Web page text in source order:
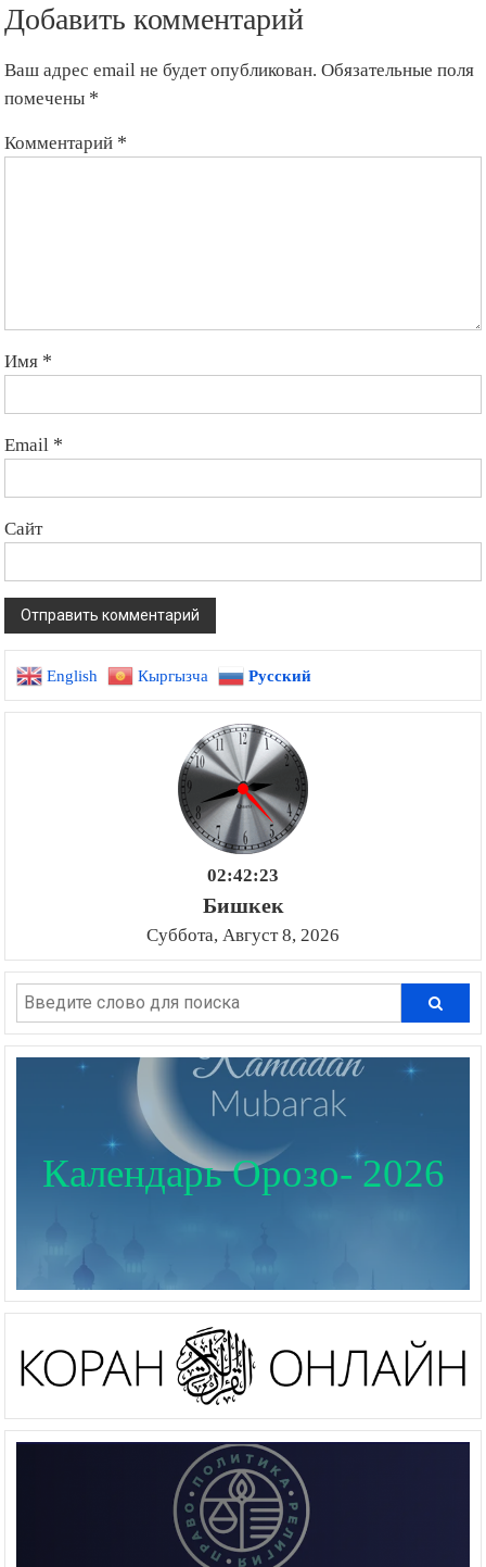
Добавить комментарий
Ваш адрес email не будет опубликован. Обязательные поля
помечены *
Комментарий *
Имя *
Email *
Сайт
English Кыргызча Русский
02:42:24
Бишкек
Суббота, Август 8, 2026
Календарь Орозо- 2026